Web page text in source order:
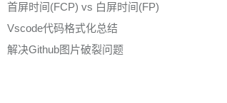
首屏时间(FCP) vs 白屏时间(FP)
Vscode代码格式化总结
解决Github图片破裂问题